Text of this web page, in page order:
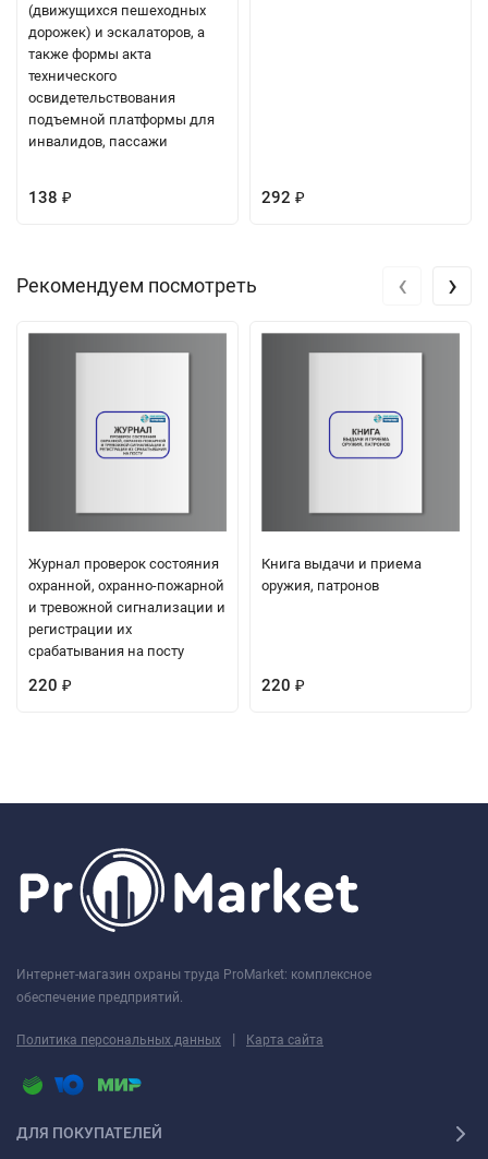
(движущихся пешеходных
дорожек) и эскалаторов, а
также формы акта
технического
освидетельствования
подъемной платформы для
инвалидов, пассажи
138 ₽ 292 ₽
Рекомендуем посмотреть
Журнал проверок состояния
охранной, охранно-пожарной
и тревожной сигнализации и
регистрации их
срабатывания на посту
220 ₽
Книга выдачи и приема
оружия, патронов
220 ₽
‹ ›
Интернет-магазин охраны труда ProMarket: комплексное
обеспечение предприятий.
Политика персональных данных | Карта сайта
ДЛЯ ПОКУПАТЕЛЕЙ